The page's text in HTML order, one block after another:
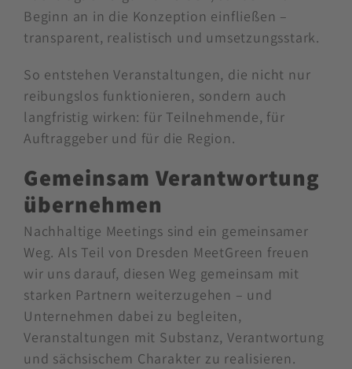
Beginn an in die Konzeption einfließen –
transparent, realistisch und umsetzungsstark.
So entstehen Veranstaltungen, die nicht nur
reibungslos funktionieren, sondern auch
langfristig wirken: für Teilnehmende, für
Auftraggeber und für die Region.
Gemeinsam Verantwortung
übernehmen
Nachhaltige Meetings sind ein gemeinsamer
Weg. Als Teil von Dresden MeetGreen freuen
wir uns darauf, diesen Weg gemeinsam mit
starken Partnern weiterzugehen – und
Unternehmen dabei zu begleiten,
Veranstaltungen mit Substanz, Verantwortung
und sächsischem Charakter zu realisieren.